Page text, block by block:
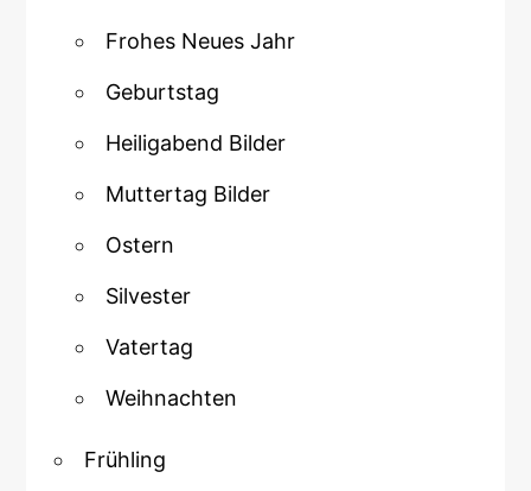
Frohes Neues Jahr
Geburtstag
Heiligabend Bilder
Muttertag Bilder
Ostern
Silvester
Vatertag
Weihnachten
Frühling